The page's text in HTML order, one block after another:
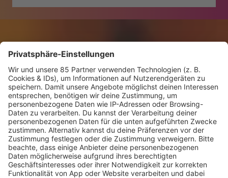
KW30 Album der Woche
SONNY FODERA “CAN WE DO IT
ALL AGAIN?”